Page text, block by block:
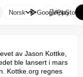
Norsk GooglePlay
AppStore
av Jason Kottke,
ble lansert i mars
Kottke.org regnes